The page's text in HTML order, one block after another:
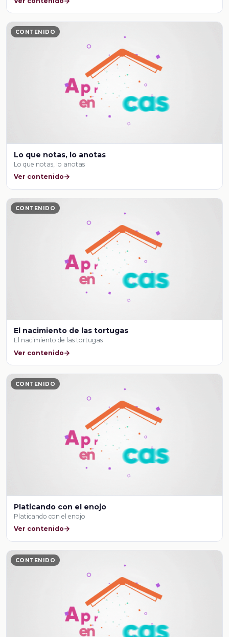
CONTENIDO
Lo que notas, lo anotas
Lo que notas, lo anotas
Ver contenido
CONTENIDO
El nacimiento de las tortugas
El nacimiento de las tortugas
Ver contenido
CONTENIDO
Platicando con el enojo
Platicando con el enojo
Ver contenido
CONTENIDO